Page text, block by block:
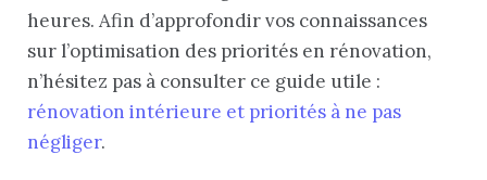
heures. Afin d’approfondir vos connaissances
sur l’optimisation des priorités en rénovation,
n’hésitez pas à consulter ce guide utile :
rénovation intérieure et priorités à ne pas
négliger.